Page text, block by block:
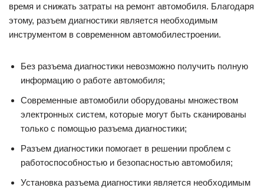
время и снижать затраты на ремонт автомобиля. Благодаря
этому, разъем диагностики является необходимым
инструментом в современном автомобилестроении.
Без разъема диагностики невозможно получить полную
информацию о работе автомобиля;
Современные автомобили оборудованы множеством
электронных систем, которые могут быть сканированы
только с помощью разъема диагностики;
Разъем диагностики помогает в решении проблем с
работоспособностью и безопасностью автомобиля;
Установка разъема диагностики является необходимым